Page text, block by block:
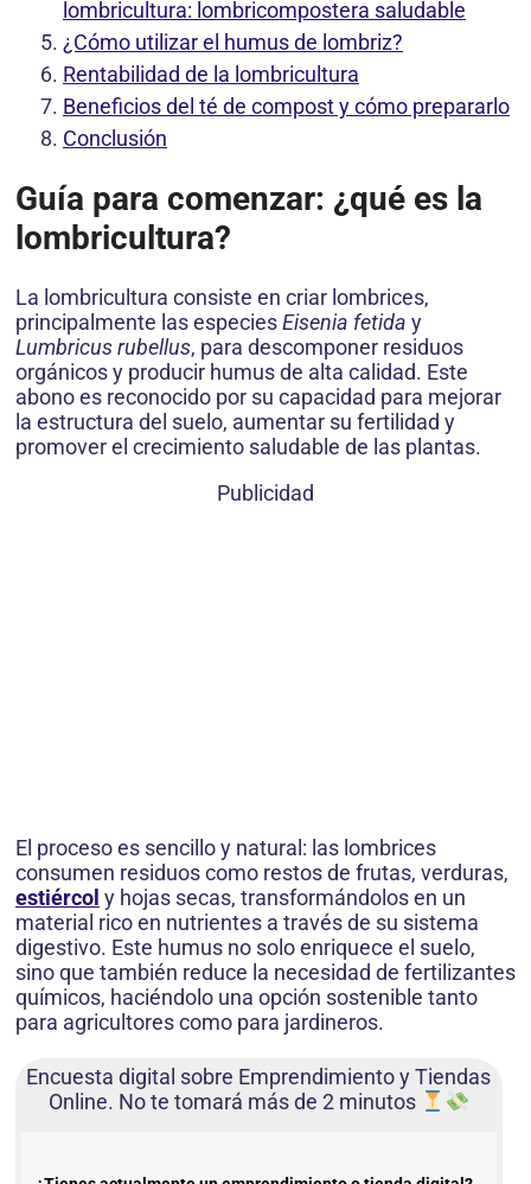
lombricultura: lombricompostera saludable
¿Cómo utilizar el humus de lombriz?
Rentabilidad de la lombricultura
Beneficios del té de compost y cómo prepararlo
Conclusión
Guía para comenzar: ¿qué es la
lombricultura?
La lombricultura consiste en criar lombrices,
principalmente las especiesEisenia fetida y
Lumbricus rubellus, para descomponer residuos
orgánicos y producir humus de alta calidad. Este
abono es reconocido por su capacidad para mejorar
la estructura del suelo, aumentar su fertilidad y
promover el crecimiento saludable de las plantas.
Publicidad
El proceso es sencillo y natural: las lombrices
consumen residuos como restos de frutas, verduras,
estiércol y hojas secas, transformándolos en un
material rico en nutrientes a través de su sistema
digestivo. Este humus no solo enriquece el suelo,
sino que también reduce la necesidad de fertilizantes
químicos, haciéndolo una opción sostenible tanto
para agricultores como para jardineros.
Encuesta digital sobre Emprendimiento y Tiendas
Online. No te tomará más de 2 minutos